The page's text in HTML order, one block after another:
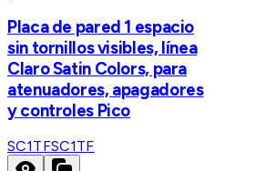
Placa de pared 1 espacio
sin tornillos visibles, línea
Claro Satin Colors, para
atenuadores, apagadores
y controles Pico
SC1TFSC1TF